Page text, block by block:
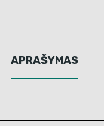
APRAŠYMAS